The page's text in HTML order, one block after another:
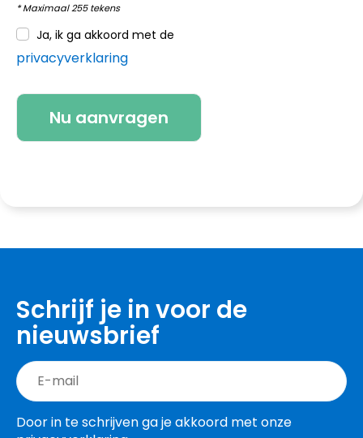
* Maximaal 255 tekens
Ja, ik ga akkoord met de
privacyverklaring
Schrijf je in voor de
nieuwsbrief
Door in te schrijven ga je akkoord met onze